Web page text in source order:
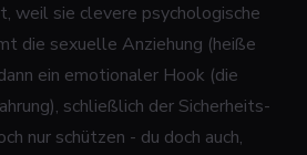
weil sie clevere psychologische
die sexuelle Anziehung (heiße
ein emotionaler Hook (die
schließlich der Sicherheits-
nur schützen - du doch auch,